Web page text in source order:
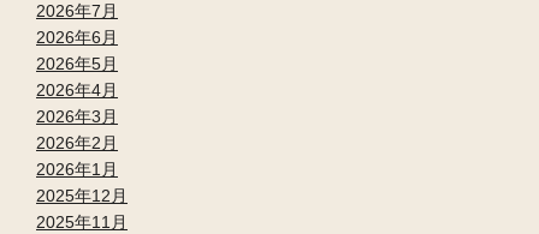
2026年7月
2026年6月
2026年5月
2026年4月
2026年3月
2026年2月
2026年1月
2025年12月
2025年11月